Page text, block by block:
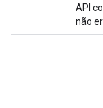
API
não